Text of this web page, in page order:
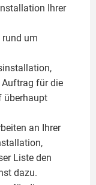
Ihrer
rund um
Auftrag für die
überhaupt
an Ihrer
Liste den
dazu.